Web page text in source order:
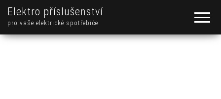
Elektro příslušenství
pro vaše elektrické spotřebiče